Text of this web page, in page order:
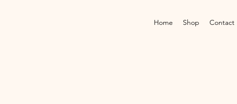
Home Shop Contact